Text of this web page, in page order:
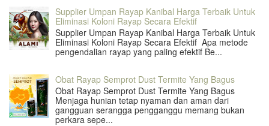
Supplier Umpan Rayap Kanibal Harga Terbaik Untuk
Eliminasi Koloni Rayap Secara Efektif
Supplier Umpan Rayap Kanibal Harga Terbaik Untuk
Eliminasi Koloni Rayap Secara Efektif Apa metode
pengendalian rayap yang paling efektif Be...
Obat Rayap Semprot Dust Termite Yang Bagus
Obat Rayap Semprot Dust Termite Yang Bagus
Menjaga hunian tetap nyaman dan aman dari
gangguan serangga pengganggu memang bukan
perkara sepe...